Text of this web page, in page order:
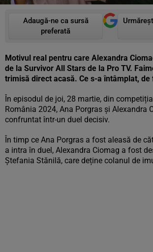
Adaugă-ne ca sursă
preferată
Motivul real pentru care Alexandra
de la Survivor All Stars de la Pro TV.
trimisă direct acasă. Ce s-a întâmplat, de
În episodul de joi, 28 martie, din
România 2024, Ana Porgras și Alexandra
confruntat într-un duel decisiv.
În timp ce Ana Porgras a fost aleasă de
a intra în duel, Alexandra Ciomag a fost
Ștefania Stănilă, care deține colanul de